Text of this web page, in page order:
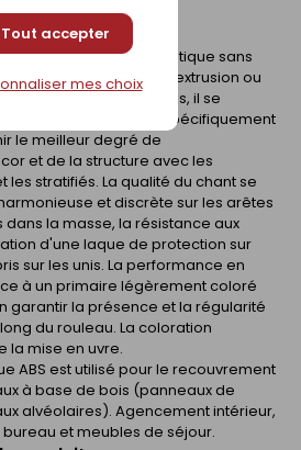
Tout accepter
mes choix
ABS est un thermoplastique sans
positif. Fabriqué par extrusion ou
les plus fines, il se
et épaisseurs spécifiquement
le meilleur degré de
et de la structure avec les
stratifiés. La qualité du chant se
et discrète sur les arêtes
la masse, la résistance aux
d'une laque de protection sur
sur les unis. La performance en
à un primaire légèrement coloré
garantir la présence et la régularité
du rouleau. La coloration
mise en uvre.
ABS est utilisé pour le recouvrement
à base de bois (panneaux de
alvéolaires). Agencement intérieur,
et meubles de séjour.